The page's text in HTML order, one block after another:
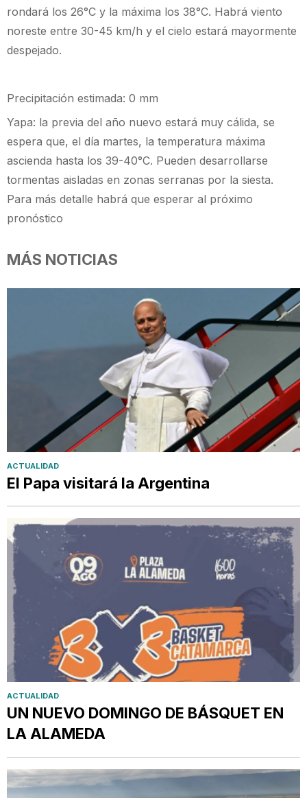
rondará los 26°C y la máxima los 38°C. Habrá viento
noreste entre 30-45 km/h y el cielo estará mayormente
despejado.
Precipitación estimada: 0 mm
Yapa: la previa del año nuevo estará muy cálida, se
espera que, el día martes, la temperatura máxima
ascienda hasta los 39-40°C. Pueden desarrollarse
tormentas aisladas en zonas serranas por la siesta.
Para más detalle habrá que esperar al próximo
pronóstico
MÁS NOTICIAS
ACTUALIDAD
El Papa visitará la Argentina
ACTUALIDAD
UN NUEVO DOMINGO DE BÁSQUET EN
LA ALAMEDA